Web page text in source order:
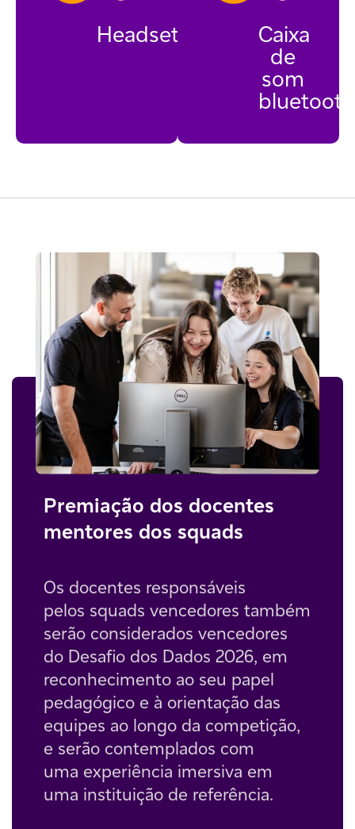
Headset
Caixa
de
som
bluetooth
Premiação dos docentes
mentores dos squads
Os docentes responsáveis
pelos squads vencedores também
serão considerados vencedores
do Desafio dos Dados 2026, em
reconhecimento ao seu papel
pedagógico e à orientação das
equipes ao longo da competição,
e serão contemplados com
uma experiência imersiva em
uma instituição de referência.